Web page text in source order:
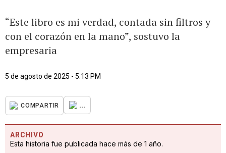
“Este libro es mi verdad, contada sin filtros y
con el corazón en la mano”, sostuvo la
empresaria
5 de agosto de 2025 - 5:13 PM
COMPARTIR ...
ARCHIVO
Esta historia fue publicada hace más de 1 año.